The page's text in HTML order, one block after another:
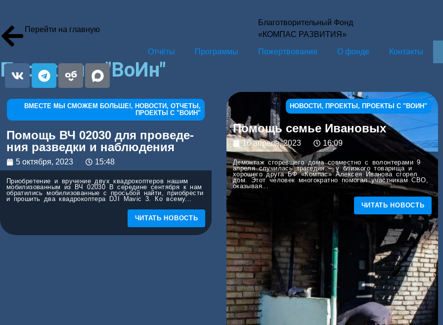
Благотворительный Фонд
«КОМПАС РАЗВИТИЯ»
Отчё­ты Про­грам­мы Пожерт­во­ва­ния О фон­де Кон­так­ты
Перейти на главную
Проекты с "ВоИн"
ВМЕСТЕ МЫ СМОЖЕМ БОЛЬШЕ!, НОВОСТИ, ОТЧЕТЫ ,
ПРОЕКТЫ С "ВОИН"
Помощь ВЧ 02030 для про­ве­де­
ния раз­вед­ки и наблю­де­ния
5 октября, 2023 15:48
При­об­ре­те­ние и вру­че­ние двух квад­ро­ко­пте­ров нашим
моби­ли­зо­ван­ным из ВЧ 02030 В сере­дине сен­тяб­ря к нам
обра­ти­лись моби­ли­зо­ван­ные с прось­бой най­ти, при­об­ре­сти
и про­шить два квад­ро­ко­пте­ра DJI Mavic 3. Ко все­му...
ЧИТАТЬ НОВОСТЬ
НОВОСТИ, ПРОЕКТЫ , ПРОЕКТЫ С "ВОИН"
Помощь семье Ива­но­вых
16 апреля, 2023 16:09
Демон­таж сго­рев­ше­го дома сов­мест­но с волон­те­ра­ми 9
апре­ля слу­чи­лась тра­ге­дия – у близ­ко­го това­ри­ща и
хоро­ше­го дру­га БФ «Ком­пас» Алек­сея Ива­но­ва сго­рел
дом. Этот чело­век мно­го­крат­но помо­гал участ­ни­кам СВО,
ока­зы­вая...
ЧИТАТЬ НОВОСТЬ